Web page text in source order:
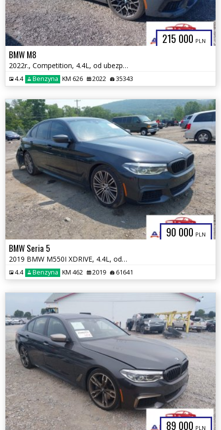
215 000 PLN
BMW M8
2022r., Competition, 4.4L, od ubezpieczalni
4.4 Benzyna KM 626 2022 35343
90 000 PLN
BMW Seria 5
2019 BMW M550I XDRIVE, 4.4L, od ubezpieczalni
4.4 Benzyna KM 462 2019 61641
89 000 PLN